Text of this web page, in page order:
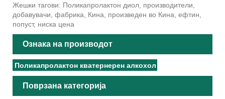
Жешки тагови: Поликапролактон диол, производители,
добавувачи, фабрика, Кина, произведен во Кина, ефтин,
попуст, ниска цена
Ознака на производот
Поликапролактон кватернерен алкохол
Поврзана категорија